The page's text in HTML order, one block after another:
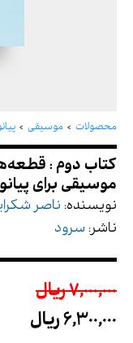
محصولات موسیقی
کتاب
نویسنده: ناصر
ناشر: سرود
7,000,000 ريال
6,300,000 ريال